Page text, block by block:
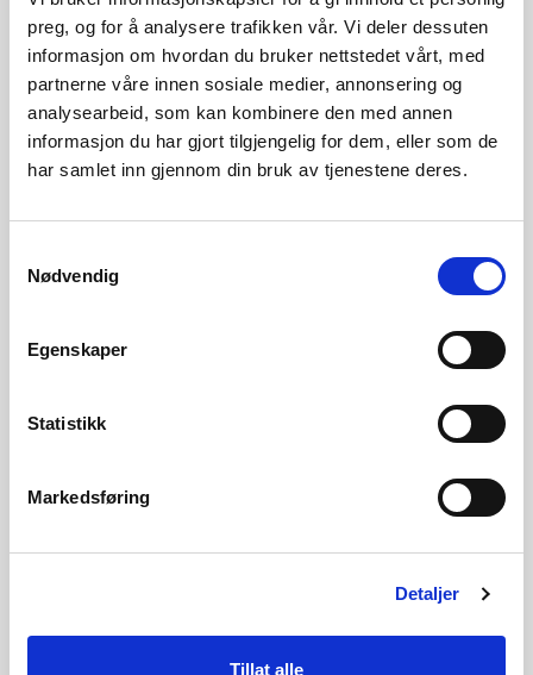
preg, og for å analysere trafikken vår. Vi deler dessuten
informasjon om hvordan du bruker nettstedet vårt, med
partnerne våre innen sosiale medier, annonsering og
analysearbeid, som kan kombinere den med annen
informasjon du har gjort tilgjengelig for dem, eller som de
har samlet inn gjennom din bruk av tjenestene deres.
Nødvendig
Egenskaper
Statistikk
Markedsføring
Detaljer
Tillat alle
Kraftpriser og kraftsystemdata
NVE lanserer no den første versjonen av «Kraftpriser og
kraftsystemdata». Denne nettsida vil presentere utvalde
data som blir brukt i kraftsituasjonsrapportar. Nettsida er
interaktiv, og brukarar vil ha moglegheit til å tilpasse
parametrar som område og tidsperiode. Vi tek gjerne imot
tilbakemeldingar som kan bidra til å forbetre rapporten.
Nedlasting av vasskraft- og vindkraftdatabasen frå API
Epost:lakv@nve.no